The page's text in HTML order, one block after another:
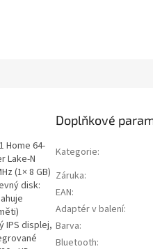
Home 64-
Lake-N
(1× 8 GB)
disk:
IPS displej,
Doplňkové
Kategorie:
Záruka:
EAN:
Adaptér v balení:
Barva:
Bluetooth: